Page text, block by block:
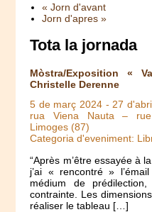
« Jorn d'avant
Jorn d'apres »
Tota la jornada
Mòstra/Exposition «
Christelle Derenne
5 de març 2024 -27
rua Viena Nauta – rue
Limoges (87)
Categoria d'eveniment:
“Après m’être essayée à
j’ai « rencontré »
médium de
contrainte. Les
réaliser le tableau […]